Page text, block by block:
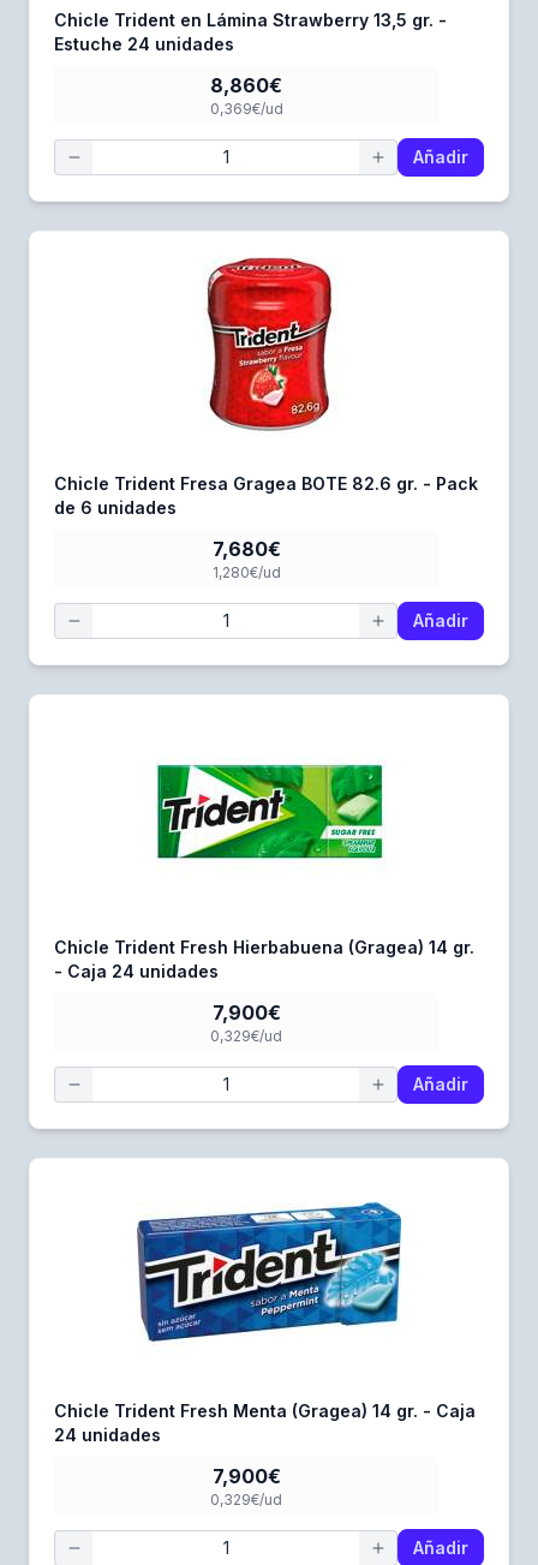
Chicle Trident en Lámina Strawberry 13,5 gr. -
Estuche 24 unidades
8,860€
0,369€/ud
Añadir
Chicle Trident Fresa Gragea BOTE 82.6 gr. - Pack
de 6 unidades
7,680€
1,280€/ud
Añadir
Chicle Trident Fresh Hierbabuena (Gragea) 14 gr.
- Caja 24 unidades
7,900€
0,329€/ud
Añadir
Chicle Trident Fresh Menta (Gragea) 14 gr. - Caja
24 unidades
7,900€
0,329€/ud
Añadir